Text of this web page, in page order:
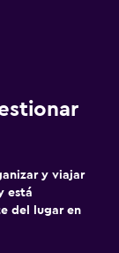
y viajar
está
del lugar en